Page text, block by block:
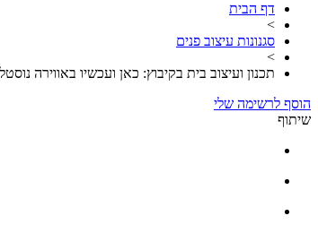
דף הבית
>
סגנונות עיצוב פנים
>
תכנון ועיצוב בית בקיבוץ: כאן ועכשיו באווירה
הוסף לרשימה שלי
שיתוף